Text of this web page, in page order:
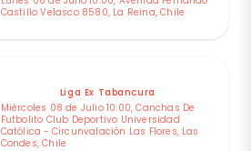
Castillo Velasco 8580, La Reina, Chile
Liga Ex Tabancura
Miércoles 08 de Julio 10:00, Canchas De
Futbolito Club Deportivo Universidad
Católica - Circunvalación Las Flores, Las
Condes, Chile